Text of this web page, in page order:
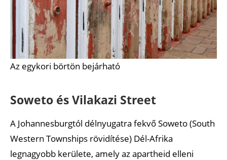
Az egykori börtön bejárható
Soweto és Vilakazi Street
A Johannesburgtól délnyugatra fekvő Soweto (South
Western Townships rövidítése) Dél-Afrika
legnagyobb kerülete, amely az apartheid elleni